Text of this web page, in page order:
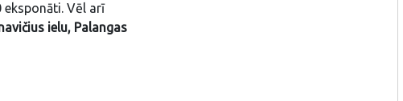
eksponāti. Vēl arī
ielu, Palangas